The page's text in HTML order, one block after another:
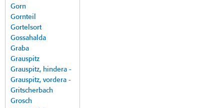
Gorn
Gornteil
Gortelsort
Gossahalda
Graba
Grauspitz
Grauspitz, hindera -
Grauspitz, vordera -
Gritscherbach
Grosch